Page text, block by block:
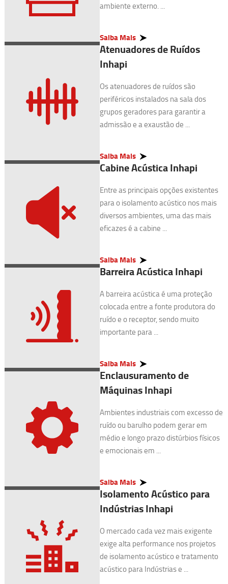
ambiente externo. ...
Saiba Mais
Atenuadores de Ruídos
Inhapi
Os atenuadores de ruídos são
periféricos instalados na sala dos
grupos geradores para garantir a
admissão e a exaustão de ...
Saiba Mais
Cabine Acústica Inhapi
Entre as principais opções existentes
para o isolamento acústico nos mais
diversos ambientes, uma das mais
eficazes é a cabine ...
Saiba Mais
Barreira Acústica Inhapi
A barreira acústica é uma proteção
colocada entre a fonte produtora do
ruído e o receptor, sendo muito
importante para ...
Saiba Mais
Enclausuramento de
Máquinas Inhapi
Ambientes industriais com excesso de
ruído ou barulho podem gerar em
médio e longo prazo distúrbios físicos
e emocionais em ...
Saiba Mais
Isolamento Acústico para
Indústrias Inhapi
O mercado cada vez mais exigente
exige alta performance nos projetos
de isolamento acústico e tratamento
acústico para Indústrias e ...